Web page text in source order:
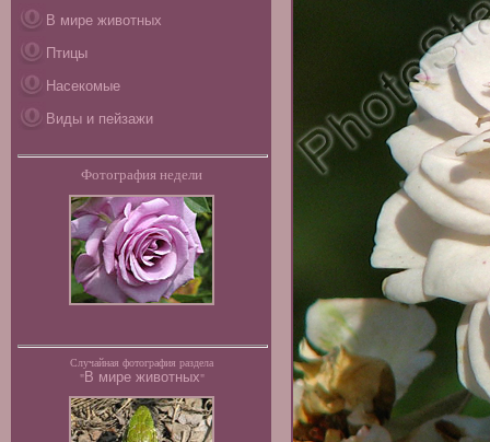
В мире животных
Птицы
Насекомые
Виды и пейзажи
Фотография недели
Случайная фотография раздела
"В мире животных"